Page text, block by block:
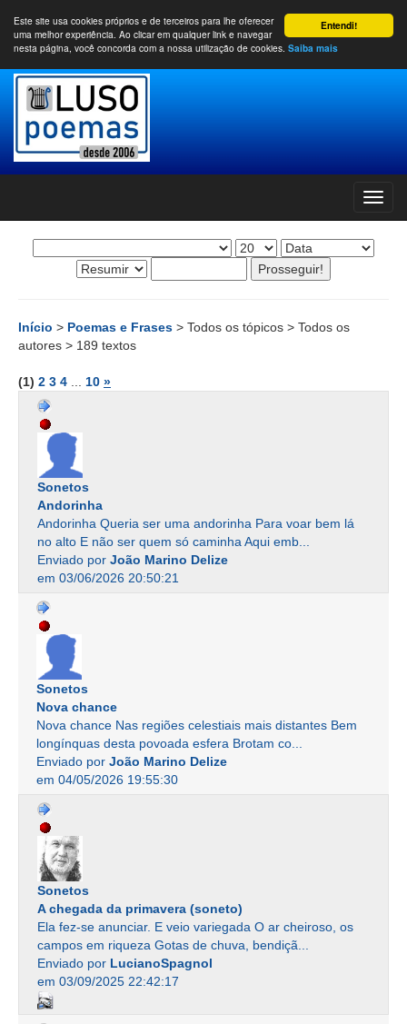
Entendi!
Este site usa cookies próprios e de terceiros para lhe oferecer
uma melhor experiência. Ao clicar em qualquer link e navegar
nesta página, você concorda com a nossa utilização de cookies. Saiba mais
Início > Poemas e Frases > Todos os tópicos > Todos os
autores > 189 textos
(1) 2 3 4 10 »
Sonetos
Andorinha
Andorinha Queria ser uma andorinha Para voar bem lá
no alto E não ser quem só caminha Aqui emb...
Enviado por João Marino Delize
em 03/06/2026 20:50:21
Sonetos
Nova chance
Nova chance Nas regiões celestiais mais distantes Bem
longínquas desta povoada esfera Brotam co...
Enviado por João Marino Delize
em 04/05/2026 19:55:30
Sonetos
A chegada da primavera (soneto)
Ela fez-se anunciar. E veio variegada O ar cheiroso, os
campos em riqueza Gotas de chuva, bendiçã...
Enviado por LucianoSpagnol
em 03/09/2025 22:42:17